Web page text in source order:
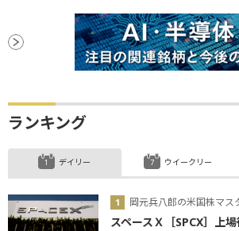
ランキング
デイリー
岡元兵八郎の米国株マス
スペースＸ［SPCX］上
ウイークリー